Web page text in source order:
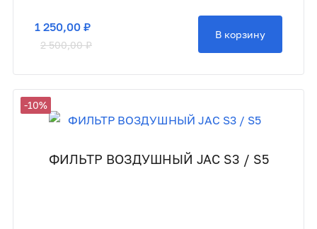
1 250,00 ₽
2 500,00 ₽
В корзину
-10%
ФИЛЬТР ВОЗДУШНЫЙ JAC S3 / S5